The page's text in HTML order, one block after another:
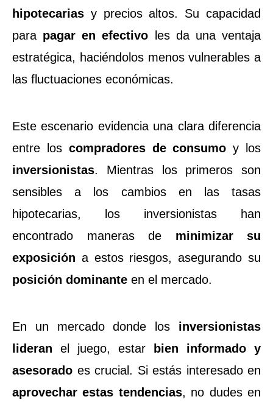
hipotecarias y precios altos. Su capacidad
para pagar en efectivo les da una ventaja
estratégica, haciéndolos menos vulnerables a
las fluctuaciones económicas.
Este escenario evidencia una clara diferencia
entre los compradores de consumo y los
inversionistas. Mientras los primeros son
sensibles a los cambios en las tasas
hipotecarias, los inversionistas han
encontrado maneras de minimizar su
exposición a estos riesgos, asegurando su
posición dominante en el mercado.
En un mercado donde los inversionistas
lideran el juego, estar
bien informado y
asesorado es crucial. Si estás interesado en
aprovechar estas tendencias, no dudes en